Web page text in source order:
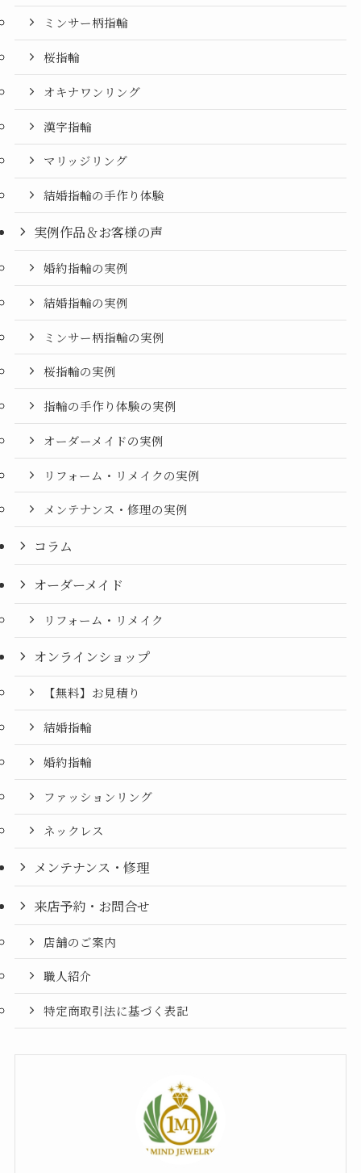
ミンサー柄指輪
桜指輪
オキナワンリング
漢字指輪
マリッジリング
結婚指輪の手作り体験
実例作品＆お客様の声
婚約指輪の実例
結婚指輪の実例
ミンサー柄指輪の実例
桜指輪の実例
指輪の手作り体験の実例
オーダーメイドの実例
リフォーム・リメイクの実例
メンテナンス・修理の実例
コラム
オーダーメイド
リフォーム・リメイク
オンラインショップ
【無料】お見積り
結婚指輪
婚約指輪
ファッションリング
ネックレス
メンテナンス・修理
来店予約・お問合せ
店舗のご案内
職人紹介
特定商取引法に基づく表記